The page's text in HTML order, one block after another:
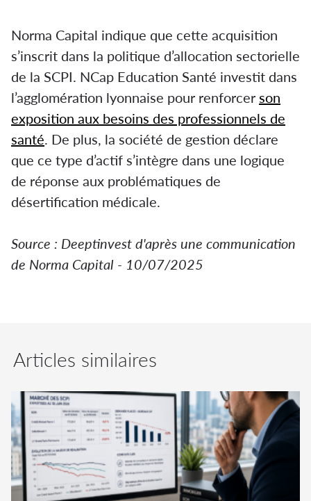
Norma Capital indique que cette acquisition
s’inscrit dans la politique d’allocation sectorielle
de la SCPI. NCap Education Santé investit dans
l’agglomération lyonnaise pour renforcer son
exposition aux besoins des professionnels de
santé. De plus, la société de gestion déclare
que ce type d’actif s’intègre dans une logique
de réponse aux problématiques de
désertification médicale.
Source : Deeptinvest d'après une communication
de Norma Capital - 10/07/2025
Articles similaires